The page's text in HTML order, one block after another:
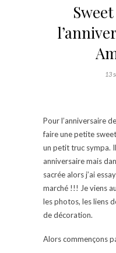
13
Pour l’anniversaire
faire une petite
un petit truc sympa.
anniversaire mais
sacrée alors j’ai
marché !!! Je viens
les photos, les liens
de décoration.
Alors commençons